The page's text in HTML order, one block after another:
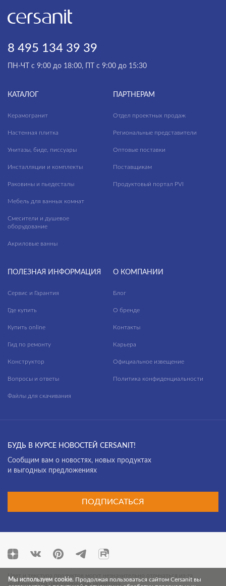
зеркала
зеркала-шкафчики
инсталляции
комплектующие для мебели
комплекты (готовые решения)
модули для тумбы
модули для шкафчиков
панели для ванн
пеналы
пьедесталы
раковины в столешницу
раковины подвесные
угловые асимметричные ванны
унитазы подвесные
ГАБАРИТЫ
Ширина, см
—
Высота, см
ЦВЕТ
AQUA
CARI
8 495 134 39 39
ПН-ЧТ с 9:00 до 18:00, ПТ с 9:00 до 15:30
КАТАЛОГ
Керамогранит
Настенная плитка
Унитазы, биде, писсуары
Инсталляции и комплекты
Раковины и пьедесталы
Мебель для ванных комнат
Смесители и душевое
оборудование
Акриловые ванны
ПАРТНЕРАМ
Отдел проектных продаж
Региональные представители
Оптовые поставки
Поставщикам
Продуктовый портал PVI
ПОЛЕЗНАЯ ИНФОРМАЦИЯ
Сервис и Гарантия
Где купить
Купить online
Гид по ремонту
Конструктор
Вопросы и ответы
Файлы для скачивания
О КОМПАНИИ
Блог
О бренде
Контакты
Карьера
Официальное извещение
Политика конфиденциальности
БУДЬ В КУРСЕ НОВОСТЕЙ CERSANIT!
Cообщим вам о новостях, новых продуктах
и выгодных предложениях
ПОДПИСАТЬСЯ
Цвет и текстура продуктов могут незначительно отличаться из-за
особенностей цветопередачи монитора.
Мы используем cookie. Продолжая пользоваться сайтом Cersanit вы